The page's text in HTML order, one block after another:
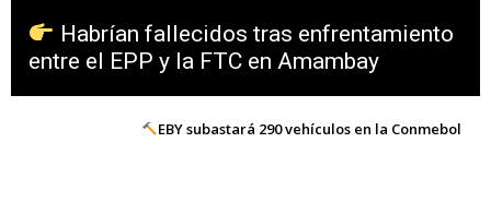
Habrían fallecidos tras enfrentamiento
entre el EPP y la FTC en Amambay
EBY subastará 290 vehículos en la Conmebol